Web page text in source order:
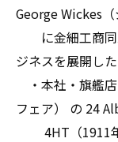
George Wickes
に金細工商同
ジネスを展開し
・本社・旗艦
フェア） の 24
4HT（1911年